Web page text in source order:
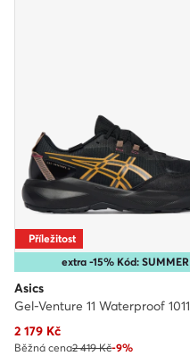
extra -15% Kód: SUMMER
Příležitost
Asics
Aktuální cena
2 179 Kč
Běžná cena2 419 Kč-9%